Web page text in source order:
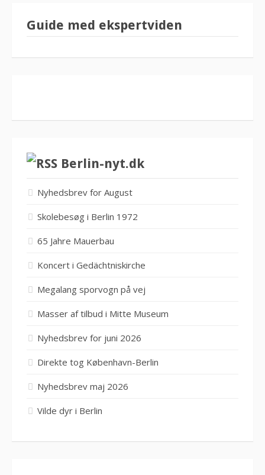
Guide med ekspertviden
Berlin-nyt.dk
Nyhedsbrev for August
Skolebesøg i Berlin 1972
65 Jahre Mauerbau
Koncert i Gedächtniskirche
Megalang sporvogn på vej
Masser af tilbud i Mitte Museum
Nyhedsbrev for juni 2026
Direkte tog København-Berlin
Nyhedsbrev maj 2026
Vilde dyr i Berlin